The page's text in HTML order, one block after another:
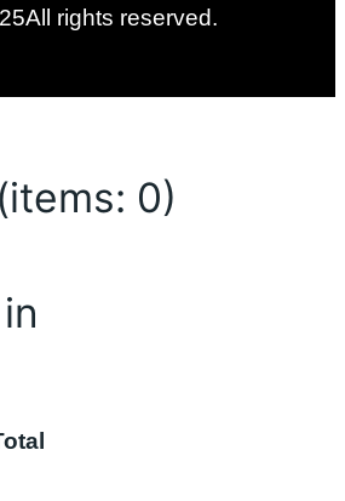
All rights reserved.
(items: 0)